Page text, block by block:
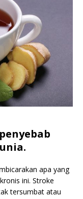
apa yang
ini. Stroke
tersumbat atau